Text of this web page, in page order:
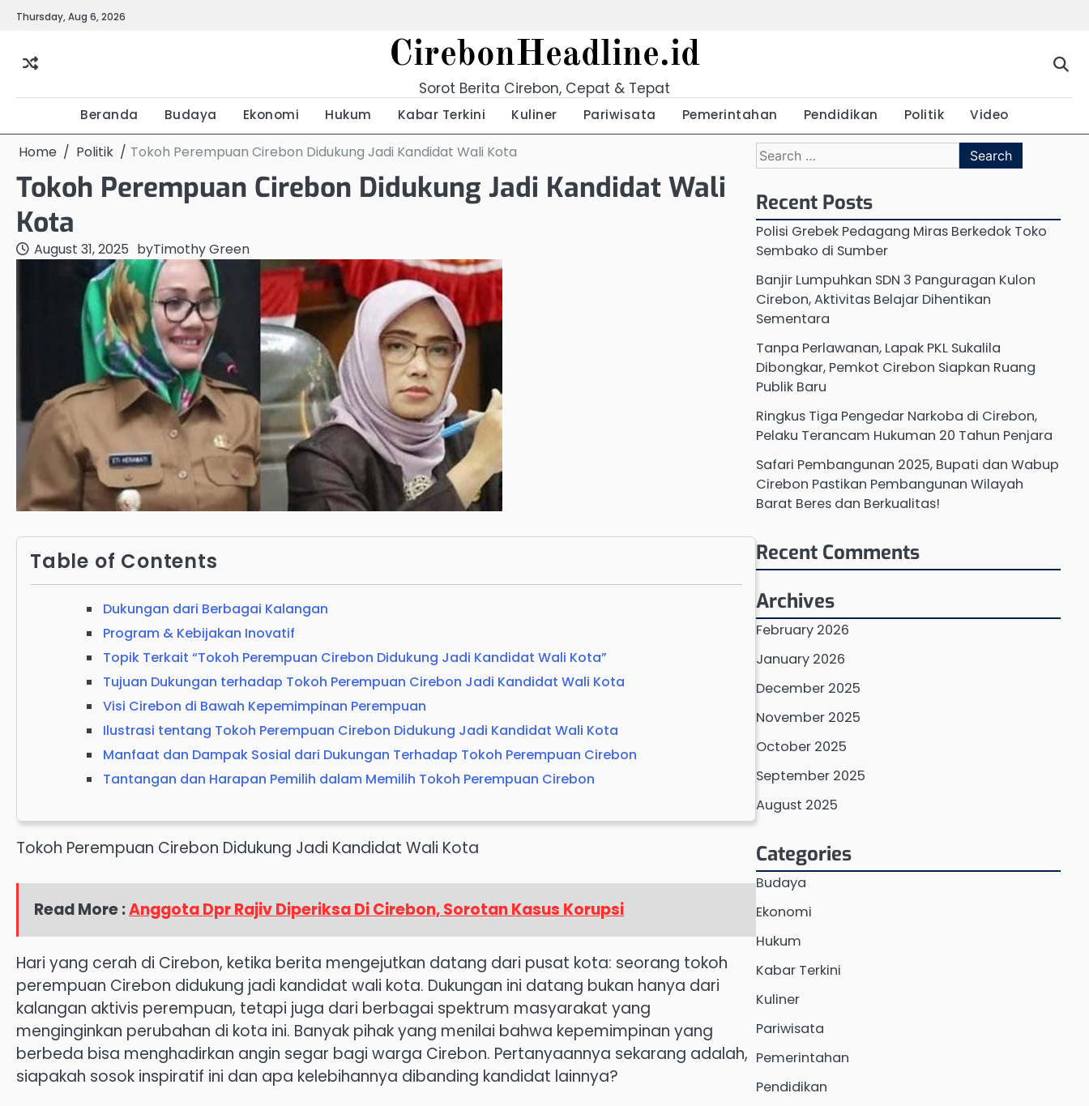
SkipThursday, Aug 6, 2026
CirebonHeadline.id
Sorot Berita Cirebon, Cepat & Tepat
Beranda Budaya Ekonomi Hukum Kabar Terkini Kuliner Pariwisata Pemerintahan Pendidikan Politik Video
Home Politik Tokoh Perempuan Cirebon Didukung Jadi Kandidat Wali Kota
Tokoh Perempuan Cirebon Didukung Jadi Kandidat Wali
Kota
August 31, 2025 byTimothy Green
Table of Contents
Dukungan dari Berbagai Kalangan
Program & Kebijakan Inovatif
Topik Terkait “Tokoh Perempuan Cirebon Didukung Jadi Kandidat Wali Kota”
Tujuan Dukungan terhadap Tokoh Perempuan Cirebon Jadi Kandidat Wali Kota
Visi Cirebon di Bawah Kepemimpinan Perempuan
Ilustrasi tentang Tokoh Perempuan Cirebon Didukung Jadi Kandidat Wali Kota
Manfaat dan Dampak Sosial dari Dukungan Terhadap Tokoh Perempuan Cirebon
Tantangan dan Harapan Pemilih dalam Memilih Tokoh Perempuan Cirebon
Tokoh Perempuan Cirebon Didukung Jadi Kandidat Wali Kota
Read More :Anggota Dpr Rajiv Diperiksa Di Cirebon, Sorotan Kasus Korupsi
Hari yang cerah di Cirebon, ketika berita mengejutkan datang dari pusat kota: seorang tokoh
perempuan Cirebon didukung jadi kandidat wali kota. Dukungan ini datang bukan hanya dari
kalangan aktivis perempuan, tetapi juga dari berbagai spektrum masyarakat yang
menginginkan perubahan di kota ini. Banyak pihak yang menilai bahwa kepemimpinan yang
berbeda bisa menghadirkan angin segar bagi warga Cirebon. Pertanyaannya sekarang adalah,
siapakah sosok inspiratif ini dan apa kelebihannya dibanding kandidat lainnya?
Search
for:
Recent Posts
Polisi Grebek Pedagang Miras Berkedok Toko
Sembako di Sumber
Banjir Lumpuhkan SDN 3 Panguragan Kulon
Cirebon, Aktivitas Belajar Dihentikan
Sementara
Tanpa Perlawanan, Lapak PKL Sukalila
Dibongkar, Pemkot Cirebon Siapkan Ruang
Publik Baru
Ringkus Tiga Pengedar Narkoba di Cirebon,
Pelaku Terancam Hukuman 20 Tahun Penjara
Safari Pembangunan 2025, Bupati dan Wabup
Cirebon Pastikan Pembangunan Wilayah
Barat Beres dan Berkualitas!
Recent Comments
Archives
February 2026
January 2026
December 2025
November 2025
October 2025
September 2025
August 2025
Categories
Budaya
Ekonomi
Hukum
Kabar Terkini
Kuliner
Pariwisata
Pemerintahan
Pendidikan